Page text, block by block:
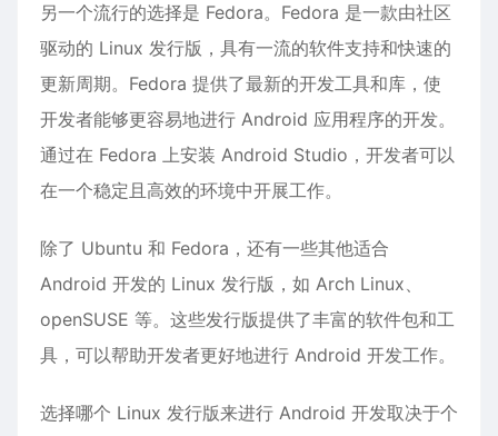
另一个流行的选择是 Fedora。Fedora 是一款由社区
驱动的 Linux 发行版，具有一流的软件支持和快速的
更新周期。Fedora 提供了最新的开发工具和库，使
开发者能够更容易地进行 Android 应用程序的开发。
通过在 Fedora 上安装 Android Studio，开发者可以
在一个稳定且高效的环境中开展工作。
除了 Ubuntu 和 Fedora，还有一些其他适合
Android 开发的 Linux 发行版，如 Arch Linux、
openSUSE 等。这些发行版提供了丰富的软件包和工
具，可以帮助开发者更好地进行 Android 开发工作。
选择哪个 Linux 发行版来进行 Android 开发取决于个